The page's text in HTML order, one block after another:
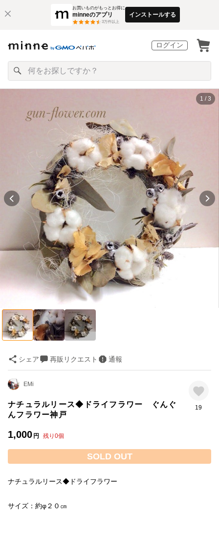
お買いものがもっとお得に
minneのアプリ
3万件以上
インストールする
ログイン
1 / 3
シェア 再販リクエスト 通報
EMi
ナチュラルリース◆ドライフラワー ぐんぐ
んフラワー神戸
1,000 円 残り 0個
19
SOLD OUT